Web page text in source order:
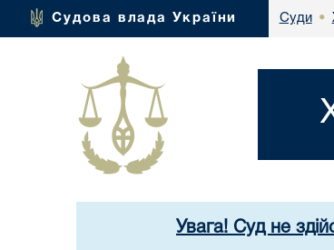
Судова влада України Суди •
Увага! Суд не